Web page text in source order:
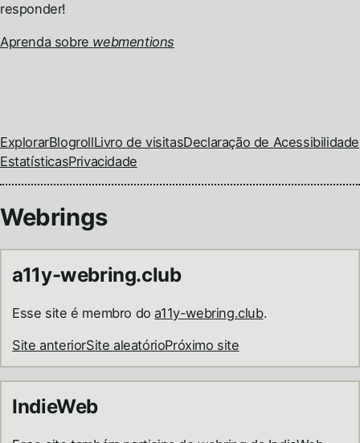
responder!
Aprenda sobre webmentions
ExplorarBlogrollLivro de visitasDeclaração de Acessibilidade
EstatísticasPrivacidade
Webrings
a11y-webring.club
Esse site é membro doa11y-webring.club.
Site anteriorSite aleatórioPróximo site
IndieWeb